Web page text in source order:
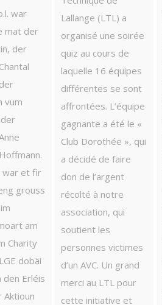
war
mat der
der
vum
war et fir
grouss
am
Charity
dobäi
den Erléis
Aktioun
Lallange (LTL) a
organisé une soirée
quiz au cours de
laquelle 16 équipes
différentes se sont
affrontées. L’équipe
gagnante a été le «
Club Dorothée », qui
a décidé de faire
don de l’argent
récolté à notre
association, qui
soutient les
personnes victimes
d’un AVC. Un grand
merci au LTL pour
cette initiative et